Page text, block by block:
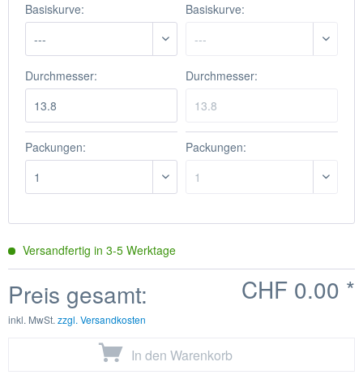
Basiskurve:
Durchmesser:
Packungen:
Basiskurve:
Durchmesser:
Packungen:
Versandfertig in 3-5 Werktage
Preis gesamt: CHF 0.00 *
inkl. MwSt. zzgl. Versandkosten
In den Warenkorb